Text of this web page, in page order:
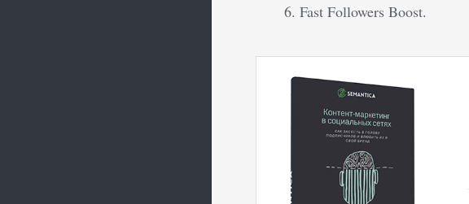
Fast Followers Boost.